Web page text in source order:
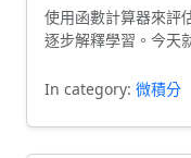
使用函數計算器來評
逐步解釋學習。今天
In category: 微積分